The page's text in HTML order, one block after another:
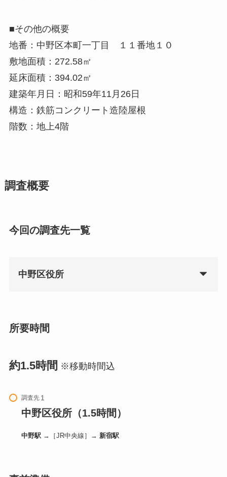
■その他の概要
地番：中野区本町一丁目 １１番地１０
敷地面積：272.58㎡
延床面積：394.02㎡
建築年月日：昭和59年11月26日
構造：鉄筋コンクリート造陸屋根
階数：地上4階
調査概要
今回の調査先一覧
中野区役所
所要時間
約1.5時間 ※移動時間込
調査先
中野区役所（1.5時間）
中野駅→［JR中央線］→ 新宿駅